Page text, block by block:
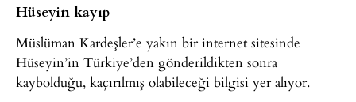
Hüseyin kayıp
Müslüman Kardeşler’e yakın bir internet sitesinde
Hüseyin’in Türkiye’den gönderildikten sonra
kaybolduğu, kaçırılmış olabileceği bilgisi yer alıyor.